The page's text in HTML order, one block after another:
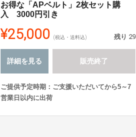
お得な「APベルト」2枚セット購
入 3000円引き
¥25,000 (税込・送料込) 残り 29
詳細を見る 販売終了
ご提供予定時期：ご支援いただいてから5～7
営業日以内に出荷